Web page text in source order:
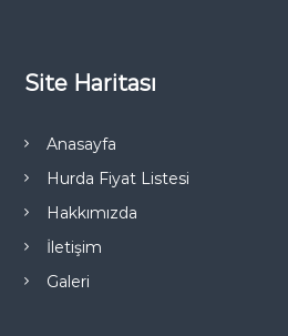
Site Haritası
Anasayfa
Hurda Fiyat Listesi
Hakkımızda
İletişim
Galeri